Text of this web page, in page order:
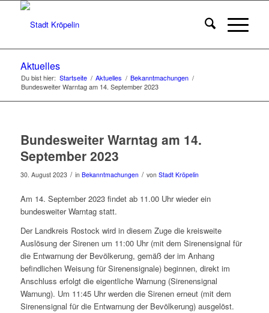
Aktuelles
Du bist hier: Startseite / Aktuelles / Bekanntmachungen /
Bundesweiter Warntag am 14. September 2023
Bundesweiter Warntag am 14.
September 2023
30. August 2023 / in Bekanntmachungen / von Stadt Kröpelin
Am 14. September 2023 findet ab 11.00 Uhr wieder ein
bundesweiter Warntag statt.
Der Landkreis Rostock wird in diesem Zuge die kreisweite
Auslösung der Sirenen um 11:00 Uhr (mit dem Sirenensignal für
die Entwarnung der Bevölkerung, gemäß der im Anhang
befindlichen Weisung für Sirenensignale) beginnen, direkt im
Anschluss erfolgt die eigentliche Warnung (Sirenensignal
Warnung). Um 11:45 Uhr werden die Sirenen erneut (mit dem
Sirenensignal für die Entwarnung der Bevölkerung) ausgelöst.